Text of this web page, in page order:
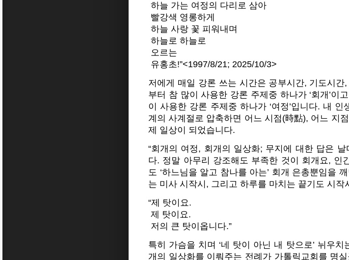
하늘 가는 여정의 다리로 삼아
빨강색 영롱하게
하늘 사랑 꽃 피워내며
하늘로 하늘로
오르는
유홍초!”<1997/8/21; 2025/10/3>
저에게 매일 강론 쓰는 시간은 공부시간, 기도시간
부터 참 많이 사용한 강론 주제중 하나가 ‘회개’이
이 사용한 강론 주제중 하나가 ‘여정’입니다. 내
계의 사계절로 압축하면 어느 시점(時點), 어느 지
제 일상이 되었습니다.
“회개의 여정, 회개의 일상화; 무지에 대한 답은 날
다. 정말 아무리 강조해도 부족한 것이 회개요, 인
도 ‘하느님을 알고 참나를 아는’ 회개 은총뿐임을
는 미사 시작시, 그리고 하루를 마치는 끝기도 시작
“제 탓이요.
제 탓이요.
저의 큰 탓이옵니다.”
특히 가슴을 치며 ‘네 탓이 아닌 내 탓으로’ 뉘우
개의 일상화를 이뤄주는 전례가 가톨릭교회를 명